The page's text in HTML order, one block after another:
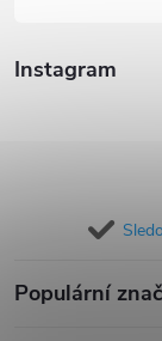
Instagram
Populární